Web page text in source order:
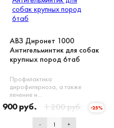
АВЗ Диронет 1000
Антигельминтик для собак
крупных пород 6таб
Профилактика
дирофиляриоза, а также
лечение и…
900 руб. 1 200 руб. -25%
- +